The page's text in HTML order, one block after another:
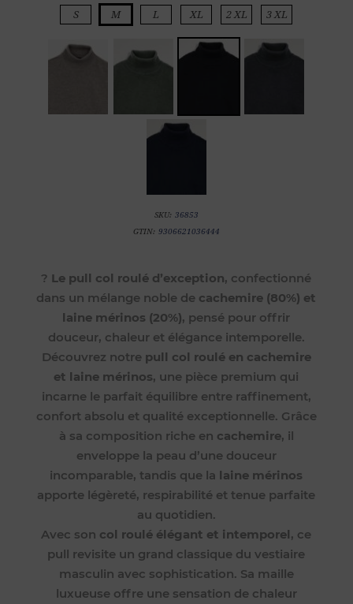
S M L XL 2 XL 3 XL
SKU: 36853
GTIN: 9306621036444
? Le pull col roulé d’exception, confectionné
dans un mélange noble de cachemire (80%) et
laine mérinos (20%), pensé pour offrir
douceur, chaleur et élégance intemporelle.
Découvrez notre pull col roulé en cachemire
et laine mérinos, une pièce premium qui
incarne le parfait équilibre entre raffinement,
confort absolu et qualité exceptionnelle. Grâce
à sa composition riche en cachemire, il
enveloppe la peau d’une douceur
incomparable, tandis que la laine mérinos
apporte légèreté, respirabilité et tenue parfaite
au quotidien.
Avec son col roulé élégant et intemporel, ce
pull revisite un grand classique du vestiaire
masculin avec sophistication. Sa maille
luxueuse offre une sensation de chaleur